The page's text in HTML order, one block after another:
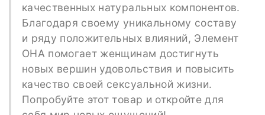
качественных натуральных компонентов.
Благодаря своему уникальному составу
и ряду положительных влияний, Элемент
ОНА помогает женщинам достигнуть
новых вершин удовольствия и повысить
качество своей сексуальной жизни.
Попробуйте этот товар и откройте для